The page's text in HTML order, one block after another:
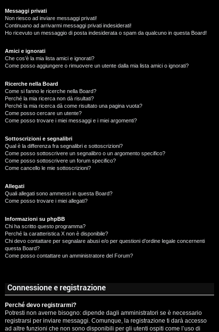
Messaggi privati
Non riesco ad inviare messaggi privati!
Continuano ad arrivarmi messaggi privati indesiderati!
Ho ricevuto un messaggio di posta indesiderata o spam da qualcuno in questa Board!
Amici e ignorati
Che cos’è la mia lista amici e ignorati?
Come posso aggiungere o rimuovere un utente dalla mia lista amici o ignorati?
Ricerche nella Board
Come si fanno le ricerche nella Board?
Perché la mia ricerca non dà risultati?
Perché la mia ricerca dà come risultato una pagina vuota?
Come posso cercare un utente?
Come posso trovare i miei messaggi e i miei argomenti?
Sottoscrizioni e segnalibri
Qual è la differenza fra segnalibri e sottoscrizioni?
Come posso sottoscrivere un segnalibro o un argomento specifico?
Come posso sottoscrivere un forum specifico?
Come cancello le mie sottoscrizioni?
Allegati
Quali allegati sono ammessi in questa Board?
Come posso trovare i miei allegati?
Informazioni su phpBB
Chi ha scritto questo programma?
Perché la caratteristica X non è disponibile?
Chi devo contattare per segnalare abusi e/o per questioni d’ordine legale concernenti
questa Board?
Come posso contattare un amministratore del Forum?
Connessione e registrazione
Perché devo registrarmi?
Potresti non averne bisogno: dipende dagli amministratori se è necessario
registrarsi per inviare messaggi. Comunque, la registrazione ti darà accesso
ad altre funzioni che non sono disponibili per gli utenti ospiti come l’uso di